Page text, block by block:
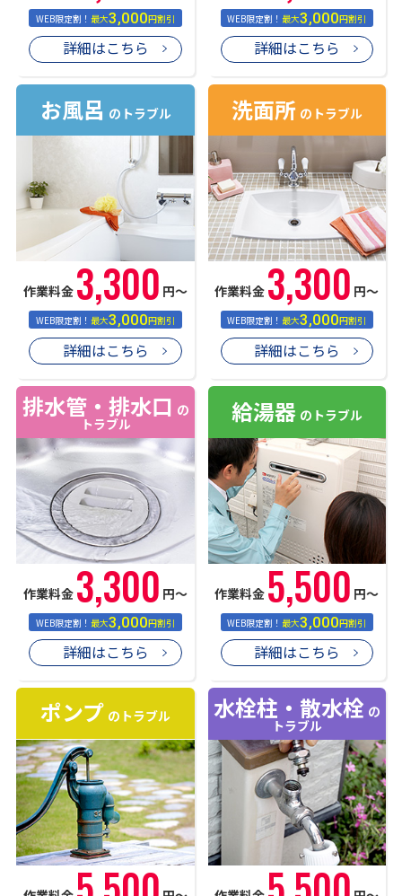
WEB限定割！最大3,000円割引
詳細はこちら
WEB限定割！最大3,000円割引
詳細はこちら
お風呂 のトラブル
作業料金 3,300 円〜
WEB限定割！最大3,000円割引
詳細はこちら
洗面所 のトラブル
作業料金 3,300 円〜
WEB限定割！最大3,000円割引
詳細はこちら
排水管・排水口 の
トラブル
作業料金 3,300 円〜
WEB限定割！最大3,000円割引
詳細はこちら
給湯器 のトラブル
作業料金 5,500 円〜
WEB限定割！最大3,000円割引
詳細はこちら
ポンプ のトラブル 水栓柱・散水栓 の
トラブル